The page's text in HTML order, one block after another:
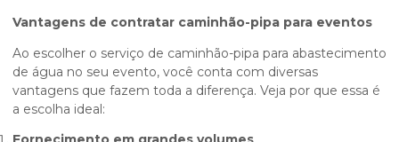
Vantagens de contratar caminhão-pipa para eventos
Ao escolher o serviço de caminhão-pipa para abastecimento
de água no seu evento, você conta com diversas
vantagens que fazem toda a diferença. Veja por que essa é
a escolha ideal: